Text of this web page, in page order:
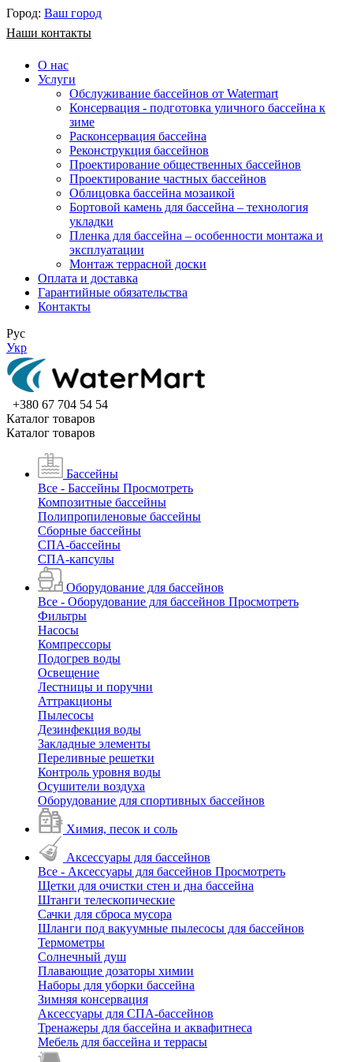
Город: Ваш город
Наши контакты
О нас
Услуги
Обслуживание бассейнов от Watermart
Консервация - подготовка уличного бассейна к
зиме
Расконсервация бассейна
Реконструкция бассейнов
Проектирование общественных бассейнов
Проектирование частных бассейнов
​Облицовка бассейна мозаикой
Бортовой камень для бассейна – технология
укладки
Пленка для бассейна – особенности монтажа и
эксплуатации
Монтаж террасной доски
Оплата и доставка
Гарантийные обязательства
Контакты
Рус
Укр
+380 67 704 54 54
Каталог товаров
Каталог товаров
Бассейны
Все - Бассейны Просмотреть
Композитные бассейны
Полипропиленовые бассейны
Сборные бассейны
СПА-бассейны
СПА-капсулы
Оборудование для бассейнов
Все - Оборудование для бассейнов Просмотреть
Фильтры
Насосы
Компрессоры
Подогрев воды
Освещение
Лестницы и поручни
Аттракционы
Пылесосы
Дезинфекция воды
Закладные элементы
Переливные решетки
Контроль уровня воды
Осушители воздуха
Оборудование для спортивных бассейнов
Химия, песок и соль
Аксессуары для бассейнов
Все - Аксессуары для бассейнов Просмотреть
Щетки для очистки стен и дна бассейна
Штанги телескопические
Сачки для сброса мусора
Шланги под вакуумные пылесосы для бассейнов
Термометры
Солнечный душ
Плавающие дозаторы химии
Наборы для уборки бассейна
Зимняя консервация
Аксессуары для СПА-бассейнов
Тренажеры для бассейна и аквафитнеса
Мебель для бассейна и террасы